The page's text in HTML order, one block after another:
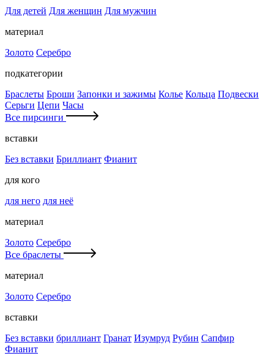
Для детей Для женщин Для мужчин
материал
Золото Серебро
подкатегории
Браслеты Броши Запонки и зажимы Колье Кольца Подвески
Серьги Цепи Часы
Все пирсинги
вставки
Без вставки Бриллиант Фианит
для кого
для него для неё
материал
Золото Серебро
Все браслеты
материал
Золото Серебро
вставки
Без вставки бриллиант Гранат Изумруд Рубин Сапфир
Фианит